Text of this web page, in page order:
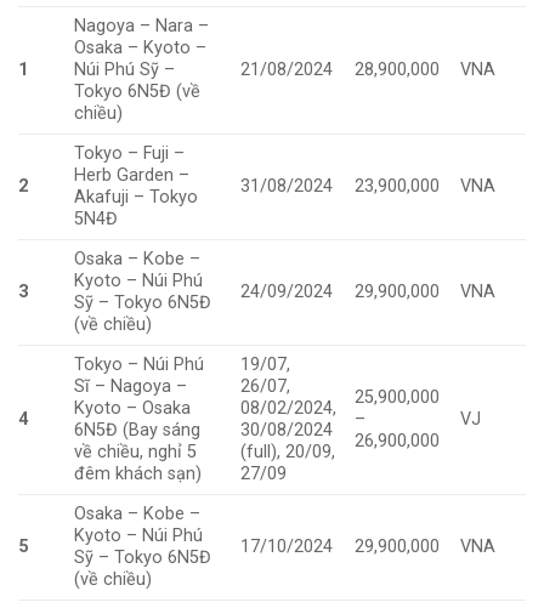
1
Nagoya – Nara –
Osaka – Kyoto –
Núi Phú Sỹ –
Tokyo 6N5Đ (về
chiều)
21/08/2024 28,900,000 VNA
2
Tokyo – Fuji –
Herb Garden –
Akafuji – Tokyo
5N4Đ
31/08/2024 23,900,000 VNA
3
Osaka – Kobe –
Kyoto – Núi Phú
Sỹ – Tokyo 6N5Đ
(về chiều)
24/09/2024 29,900,000 VNA
4
Tokyo – Núi Phú
Sĩ – Nagoya –
Kyoto – Osaka
6N5Đ (Bay sáng
về chiều, nghỉ 5
đêm khách sạn)
19/07,
26/07,
08/02/2024,
30/08/2024
(full), 20/09,
27/09
25,900,000
–
26,900,000
VJ
5
Osaka – Kobe –
Kyoto – Núi Phú
Sỹ – Tokyo 6N5Đ
(về chiều)
17/10/2024 29,900,000 VNA